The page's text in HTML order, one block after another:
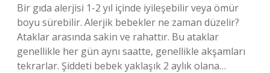
Bir gıda alerjisi 1-2 yıl içinde iyileşebilir veya ömür
boyu sürebilir. Alerjik bebekler ne zaman düzelir?
Ataklar arasında sakin ve rahattır. Bu ataklar
genellikle her gün aynı saatte, genellikle akşamları
tekrarlar. Şiddeti bebek yaklaşık 2 aylık olana…